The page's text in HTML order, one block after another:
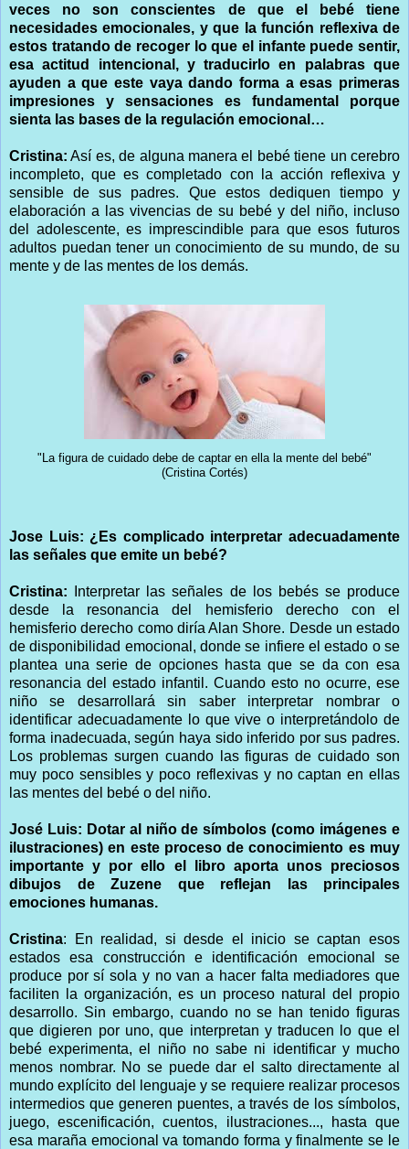
veces no son conscientes de que el bebé tiene
necesidades emocionales, y que la función reflexiva de
estos tratando de recoger lo que el infante puede sentir,
esa actitud intencional, y traducirlo en palabras que
ayuden a que este vaya dando forma a esas primeras
impresiones y sensaciones es fundamental porque
sienta las bases de la regulación emocional…
Cristina: Así es, de alguna manera el bebé tiene un cerebro
incompleto, que es completado con la acción reflexiva y
sensible de sus padres. Que estos dediquen tiempo y
elaboración a las vivencias de su bebé y del niño, incluso
del adolescente, es imprescindible para que esos futuros
adultos puedan tener un conocimiento de su mundo, de su
mente y de las mentes de los demás.
"La figura de cuidado debe de captar en ella la mente del bebé"
(Cristina Cortés)
Jose Luis: ¿Es complicado interpretar adecuadamente
las señales que emite un bebé?
Cristina: Interpretar las señales de los bebés se produce
desde la resonancia del hemisferio derecho con el
hemisferio derecho como diría Alan Shore. Desde un estado
de disponibilidad emocional, donde se infiere el estado o se
plantea una serie de opciones hasta que se da con esa
resonancia del estado infantil. Cuando esto no ocurre, ese
niño se desarrollará sin saber interpretar nombrar o
identificar adecuadamente lo que vive o interpretándolo de
forma inadecuada, según haya sido inferido por sus padres.
Los problemas surgen cuando las figuras de cuidado son
muy poco sensibles y poco reflexivas y no captan en ellas
las mentes del bebé o del niño.
José Luis: Dotar al niño de símbolos (como imágenes e
ilustraciones) en este proceso de conocimiento es muy
importante y por ello el libro aporta unos preciosos
dibujos de Zuzene que reflejan las principales
emociones humanas.
Cristina: En realidad, si desde el inicio se captan esos
estados esa construcción e identificación emocional se
produce por sí sola y no van a hacer falta mediadores que
faciliten la organización, es un proceso natural del propio
desarrollo. Sin embargo, cuando no se han tenido figuras
que digieren por uno, que interpretan y traducen lo que el
bebé experimenta, el niño no sabe ni identificar y mucho
menos nombrar. No se puede dar el salto directamente al
mundo explícito del lenguaje y se requiere realizar procesos
intermedios que generen puentes, a través de los símbolos,
juego, escenificación, cuentos, ilustraciones..., hasta que
esa maraña emocional va tomando forma y finalmente se le